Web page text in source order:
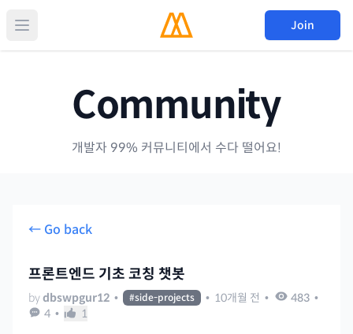
Join
Community
개발자 99% 커뮤니티에서 수다 떨어요!
← Go back
프론트엔드 기초 코칭 챗봇
bydbswpgur12 • #side-projects • 10개월 전 • 483 •
4 • 1